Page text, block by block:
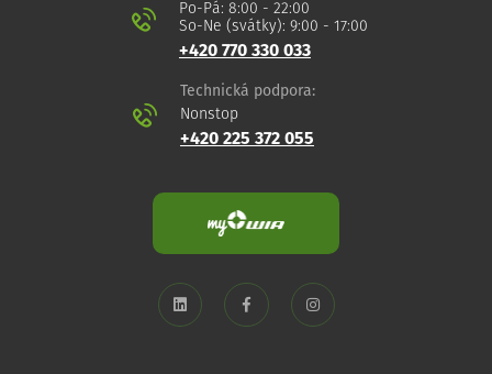
Po-Pá: 8:00 - 22:00
So-Ne (svátky): 9:00 - 17:00
+420 770 330 033
Technická podpora:
Nonstop
+420 225 372 055